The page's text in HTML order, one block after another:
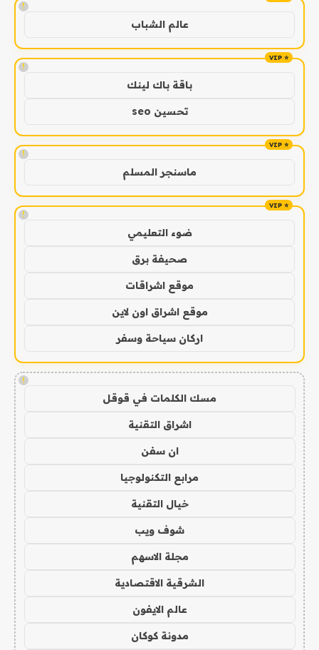
!
عالم الشباب
!
باقة باك لينك
تحسين seo
!
ماسنجر المسلم
!
ضوء التعليمي
صحيفة برق
موقع اشراقات
موقع اشراق اون لاين
اركان سياحة وسفر
!
مسك الكلمات في قوقل
اشراق التقنية
ان سفن
مرابع التكنولوجيا
خيال التقنية
شوف ويب
مجلة الاسهم
الشرقية الاقتصادية
عالم الايفون
مدونة كوكان